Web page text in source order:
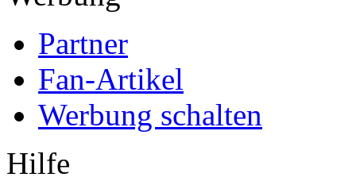
Partner
Fan-Artikel
Werbung schalten
Hilfe